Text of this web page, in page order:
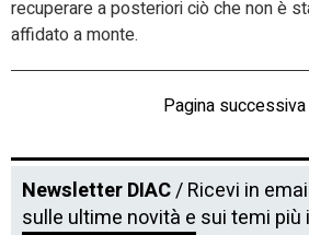
recuperare a posteriori ciò che non è
affidato a monte.
Pagina
Newsletter DIAC/ Ricevi in
sulle ultime novità e sui temi più